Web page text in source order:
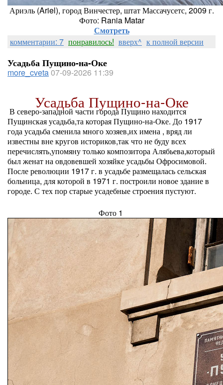
Ариэль (Ariel), город Винчестер, штат Массачусетс, 2009 г.
Фото: Rania Matar
Смотреть
комментарии: 7 понравилось! вверх^ к полной версии
Усадьба Пущино-на-Оке
more_cveta07-09-2026 11:39
Усадьба Пущино-на-Оке
В северо-западной части города Пущино находится
Пущинская усадьба,та которая Пущино-на-Оке. До 1917
года усадьба сменила много хозяев,их имена , вряд ли
известны вне кругов историков,так что не буду всех
перечислять,упомяну только композитора Алябьева,который
был женат на овдовевшей хозяйке усадьбы Офросимовой.
После революции 1917 г. в усадьбе размещалась сельская
больница, для которой в 1971 г. построили новое здание в
городе. С тех пор старые усадебные строения пустуют.
Фото 1